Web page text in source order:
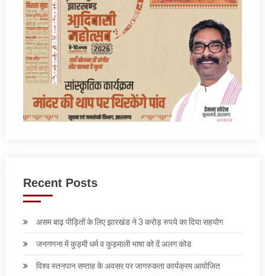
Recent Posts
असम बाढ़ पीड़ितों के लिए झारखंड ने 3 करोड़ रुपये का दिया सहयोग
जनगणना में कुड़मी धर्म व कुड़माली भाषा को दें अलग कोड
विश्व स्तनपान सप्ताह के अवसर पर जागरुकता कार्यक्रम आयोजित